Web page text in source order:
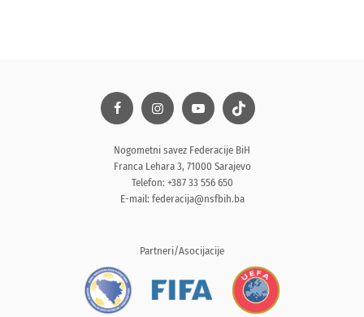
Nogometni savez Federacije BiH
Franca Lehara 3, 71000 Sarajevo
Telefon: +387 33 556 650
E-mail: federacija@nsfbih.ba
Partneri/Asocijacije